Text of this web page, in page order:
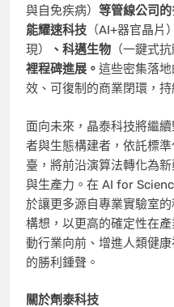
與自免疾病） 等管線公司
能耀速科技 （AI+器官晶片）
現）
、科邁生物 （一鍵式抗
裡程碑進展。 這些密集落
效、可復制的商業閉環，
面向未來，晶泰科技將繼
者與生態構建者，依託標
臺，將前沿演算法轉化為
與生產力。在 AI for
於讓更多源自專業實驗室
構想，以更高的確定性在
動行業向前、增進人類健
的勝利鍾聲。
關於劑泰科技